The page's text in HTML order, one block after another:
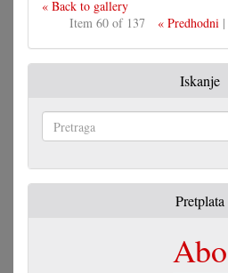
« Back to gallery
Item 60 of 137
« Predhodni|
Iskanje
Pretplata
Abo